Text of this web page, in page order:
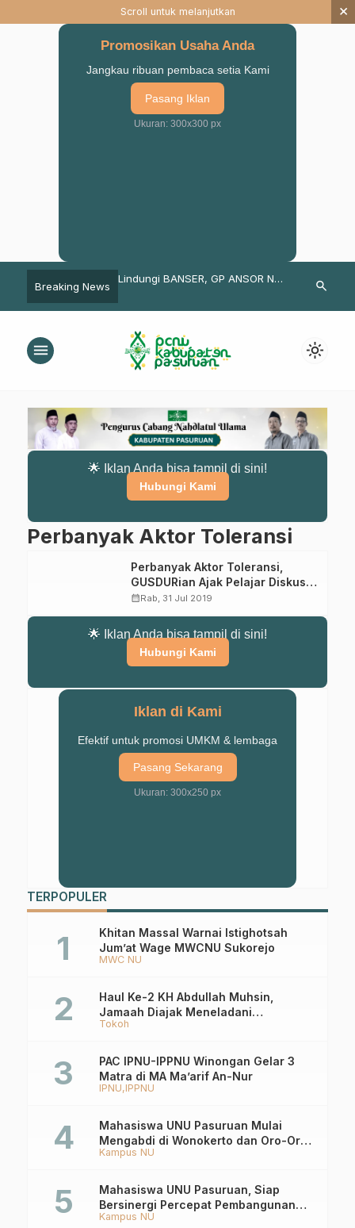
Scroll untuk melanjutkan ×
Promosikan Usaha Anda
Jangkau ribuan pembaca setia Kami
Pasang Iklan
Ukuran: 300x300 px
Breaking News
Ulama & Umara
Lindungi BANSER, GP ANSOR NU
Dengan BPJS Ketenagakerjaan
Pesan Kiai
Pasuruan
search
menu light_mode
🌟 Iklan Anda bisa tampil di sini!
Hubungi Kami
Perbanyak Aktor Toleransi
Perbanyak Aktor Toleransi,
GUSDURian Ajak Pelajar Diskusi
Keislaman & Keindonesiaan
calendar_monthRab, 31 Jul 2019
🌟 Iklan Anda bisa tampil di sini!
Hubungi Kami
Iklan di Kami
Efektif untuk promosi UMKM & lembaga
Pasang Sekarang
Ukuran: 300x250 px
TERPOPULER
MWC NU
Khitan Massal Warnai Istighotsah
Jum’at Wage MWCNU Sukorejo
Tokoh
Haul Ke-2 KH Abdullah Muhsin,
Jamaah Diajak Meneladani
Keistiqamahan
IPNU IPPNU
PAC IPNU-IPPNU Winongan Gelar 3
Matra di MA Ma’arif An-Nur
Kampus NU
Mahasiswa UNU Pasuruan Mulai
Mengabdi di Wonokerto dan Oro-Oro
Ombo Wetan Berikut Programnya
Kampus NU
Mahasiswa UNU Pasuruan, Siap
Bersinergi Percepat Pembangunan
Desa Toyaning